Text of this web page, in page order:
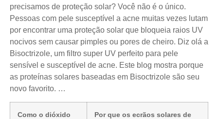
precisamos de proteção solar? Você não é o único.
Pessoas com pele susceptível a acne muitas vezes lutam
por encontrar uma proteção solar que bloqueia raios UV
nocivos sem causar pimples ou pores de cheiro. Diz olá a
Bisoctrizole, um filtro super UV perfeito para pele
sensível e susceptível de acne. Este blog mostra porque
as proteínas solares baseadas em Bisoctrizole são seu
novo favorito. …
Como o dióxido
Por que os ecrãos solares de